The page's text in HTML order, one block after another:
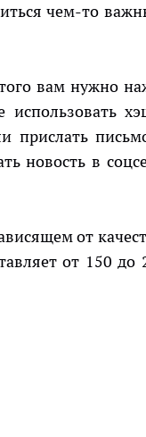
чем-то
вам нужно
прислать
новость в
от
от 150 до